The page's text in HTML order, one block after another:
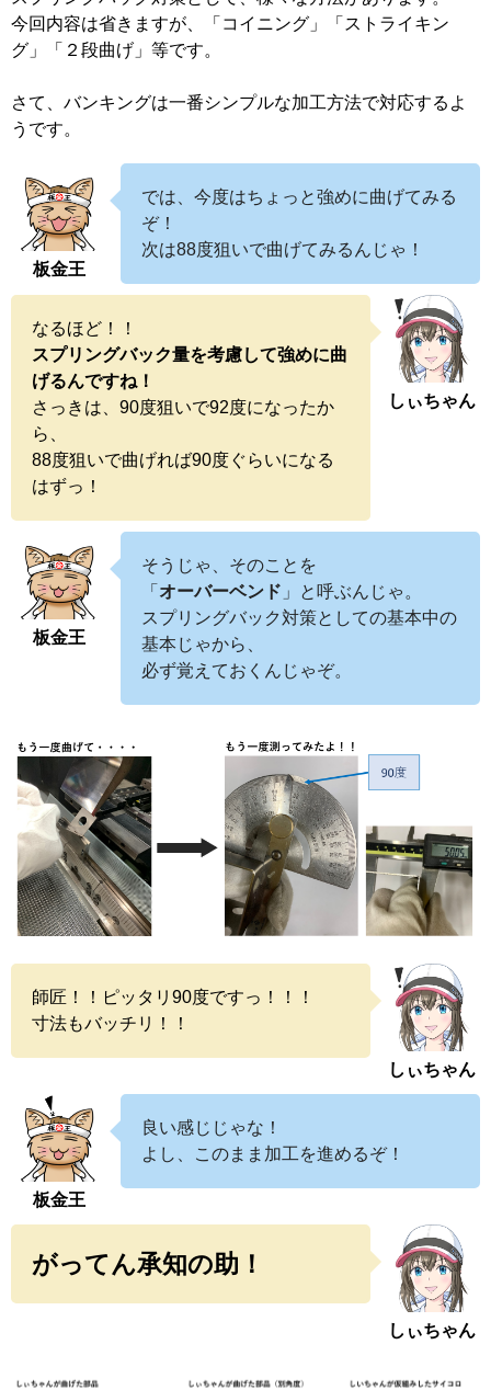
今回内容は省きますが、「コイニング」「ストライキン
グ」「２段曲げ」等です。
さて、バンキングは一番シンプルな加工方法で対応するよ
うです。
板金王
では、今度はちょっと強めに曲げてみる
ぞ！
次は88度狙いで曲げてみるんじゃ！
しぃちゃん
なるほど！！
スプリングバック量を考慮して強めに曲
げるんですね！
さっきは、90度狙いで92度になったか
ら、
88度狙いで曲げれば90度ぐらいになる
はずっ！
板金王
そうじゃ、そのことを
「 オーバーベンド 」と呼ぶんじゃ。
スプリングバック対策としての基本中の
基本じゃから、
必ず覚えておくんじゃぞ。
しぃちゃん
師匠！！ピッタリ90度ですっ！！！
寸法もバッチリ！！
板金王
良い感じじゃな！
よし、このまま加工を進めるぞ！
しぃちゃん
がってん承知の助！